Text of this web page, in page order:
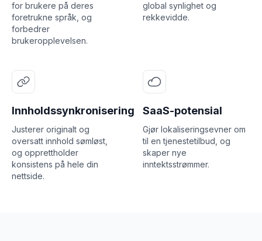
for brukere på deres
foretrukne språk, og
forbedrer
brukeropplevelsen.
global synlighet og
rekkevidde.
Innholdssynkronisering
Justerer originalt og
oversatt innhold sømløst,
og opprettholder
konsistens på hele din
nettside.
SaaS-potensial
Gjør lokaliseringsevner om
til en tjenestetilbud, og
skaper nye
inntektsstrømmer.